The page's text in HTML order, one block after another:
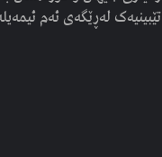
تێبینیەک لەڕێگەی ئەم